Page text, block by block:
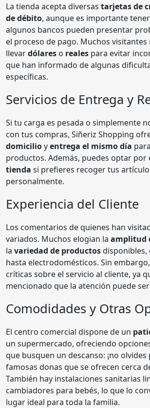
La tienda acepta diversas tarjetas de
de débito, aunque es importante
algunos bancos pueden presentar
el proceso de pago. Muchos
llevardólares o reales para evitar
que han informado de algunas
específicas.
Servicios de Entrega y
Si tu carga es pesada o simplemente
con tus compras, Siñeriz Shopping
domicilioyentrega el mismo día
productos. Además, puedes optar por
tienda si prefieres recoger tus
personalmente.
Experiencia del Cliente
Los comentarios de quienes han
variados. Muchos elogian la amplitud
la variedad de productosdisponibles,
hasta electrodomésticos. Sin
críticas sobre el servicio al cliente, ya
mencionado que la atención puede
Comodidades y Otras
El centro comercial dispone de un
un supermercado, ofreciendo
que busquen un descanso: ¡no
famosas donas que se ofrecen cerca
También hay instalaciones sanitarias
cambiadores para bebés, lo que lo
lugar ideal para toda la familia.